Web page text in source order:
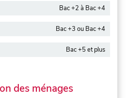
Bac +2 à Bac +4
Bac +3 ou Bac +4
Bac +5 et plus
des ménages